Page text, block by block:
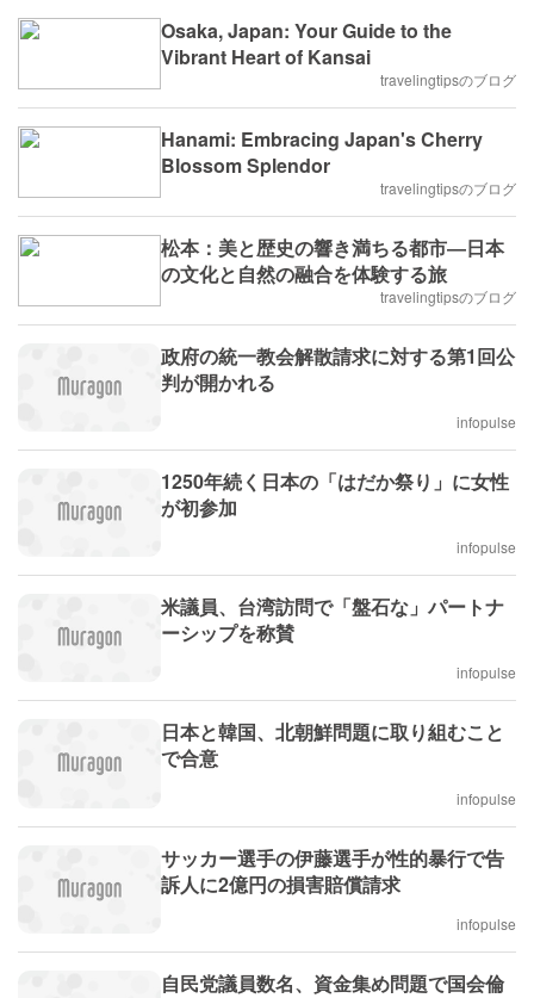
Osaka, Japan: Your Guide to the
Vibrant Heart of Kansai
travelingtipsのブログ
Hanami: Embracing Japan's Cherry
Blossom Splendor
travelingtipsのブログ
松本：美と歴史の響き満ちる都市―日本
の文化と自然の融合を体験する旅
travelingtipsのブログ
政府の統一教会解散請求に対する第1回公
判が開かれる
infopulse
1250年続く日本の「はだか祭り」に女性
が初参加
infopulse
米議員、台湾訪問で「盤石な」パートナ
ーシップを称賛
infopulse
日本と韓国、北朝鮮問題に取り組むこと
で合意
infopulse
サッカー選手の伊藤選手が性的暴行で告
訴人に2億円の損害賠償請求
infopulse
自民党議員数名、資金集め問題で国会倫